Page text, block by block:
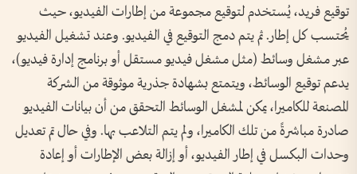
توقيع فريد، يُستخدم لتوقيع مجموعة من إطارات الفيديو، حيث
يُحتسب كل إطار. ثم يتم دمج التوقيع في الفيديو. وعند تشغيل الفيديو
عبر مشغل وسائط (مثل مشغل فيديو مستقل أو برنامج إدارة فيديو)،
يدعم توقيع الوسائط، ويتمتع بشهادة جذرية موثوقة من الشركة
المصنعة للكاميرا، يمكن لمشغل الوسائط التحقق من أن بيانات الفيديو
صادرة مباشرةً من تلك الكاميرا، ولم يتم التلاعب بها. وفي حال تم تعديل
وحدات البكسل في إطار الفيديو، أو إزالة بعض الإطارات أو إعادة